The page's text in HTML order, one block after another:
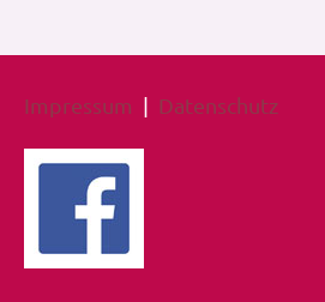
Impressum | Datenschutz